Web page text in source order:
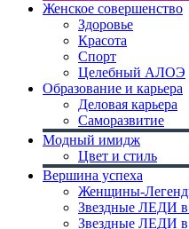
Женское совершенство
Здоровье
Красота
Спорт
Целебный АЛОЭ
Образование и карьера
Деловая карьера
Саморазвитие
Модный имидж
Цвет и стиль
Вершина успеха
Женщины-
Звездные ЛЕДИ в
Звездные ЛЕДИ в